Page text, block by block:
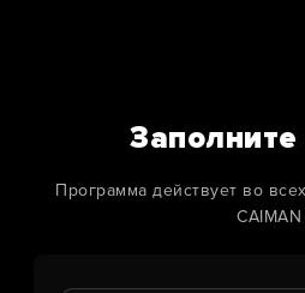
Программа действует во
CAIMAN